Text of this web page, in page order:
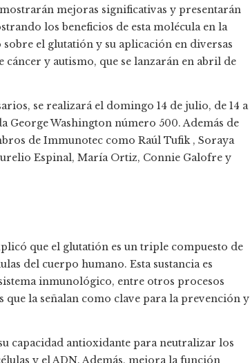
mejoras significativas y presentarán
los beneficios de esta molécula en la
el glutatión y su aplicación en diversas
y autismo, que se lanzarán en abril de
se realizará el domingo 14 de julio, de 14 a
George Washington número 500. Además de
de Immunotec como Raúl Tufik , Soraya
Espinal, María Ortiz, Connie Galofre y
que el glutatión es un triple compuesto de
del cuerpo humano. Esta sustancia es
inmunológico, entre otros procesos
la señalan como clave para la prevención y
capacidad antioxidante para neutralizar los